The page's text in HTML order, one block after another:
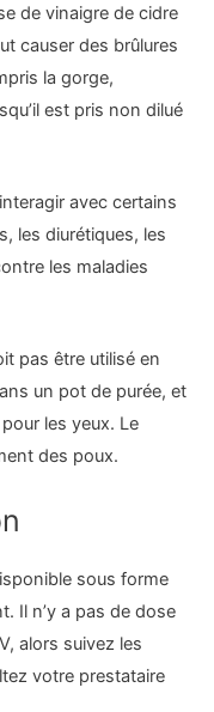
de vinaigre de cidre
causer des brûlures
la gorge,
est pris non dilué
avec certains
les diurétiques, les
les maladies
pas être utilisé en
un pot de purée, et
les yeux. Le
des poux.
sous forme
Il n’y a pas de dose
alors suivez les
votre prestataire